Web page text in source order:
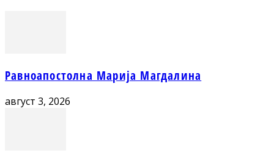
Равноапостолна Марија Магдалина
август 3, 2026